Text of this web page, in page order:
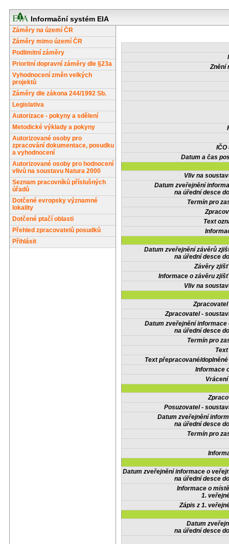
Informační systém EIA
Záměry na území ČR
Záměry mimo území ČR
Podlimitní záměry
Prioritní dopravní záměry dle §23a
Vyhodnocení změn velkých
projektů
Záměry dle zákona 244/1992 Sb.
Legislativa
Autorizace - pokyny a sdělení
Metodické výklady a pokyny
Autorizované osoby pro
zpracování dokumentace, posudku
a vyhodnocení
Autorizované osoby pro hodnocení
vlivů na soustavu Natura 2000
Seznam pracovníků příslušných
úřadů
Dotčené evropsky významné
lokality
Dotčené ptačí oblasti
Přehled zpracovatelů posudků
Přihlásit
Znění
IČO
Datum a čas
Vliv na
Datum zveřejnění
na úřední desce
Termín pro
Text
Datum zveřejnění závěrů
na úřední desce
Závěry
Informace o závěru
Vliv na
Zpracovatel -
Datum zveřejnění informace
na úřední desce
Termín pro
Text přepracované/
Informace
Posuzovatel -
Datum zveřejnění
na úřední desce
Termín pro
Datum zveřejnění informace o
na úřední desce
Informace o
1.
Zápis z 1.
Datum
na úřední desce